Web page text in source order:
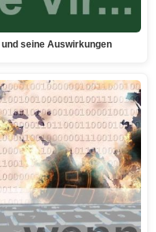
seine Auswirkungen